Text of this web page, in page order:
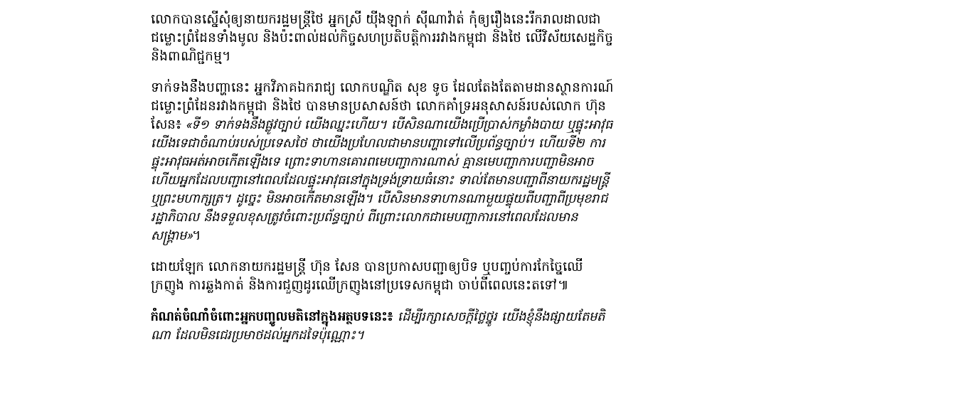
លោក​បាន​ស្នើសុំ​ឲ្យ​នាយក​រដ្ឋមន្ត្រី​ថៃ អ្នកស្រី យ៉ីងឡាក់ ស៊ីណាវ៉ាត់ កុំ​ឲ្យ​រឿង​នេះ​រីក​រាលដាល​ជា​
ជម្លោះ​ព្រំដែន​ទាំង​មូល និង​ប៉ះពាល់​ដល់​កិច្ច​សហប្រតិបត្តិការ​រវាង​កម្ពុជា និង​ថៃ លើ​វិស័យ​សេដ្ឋកិច្ច
និង​ពាណិជ្ជកម្ម។
ទាក់​ទង​នឹង​បញ្ហា​នេះ អ្នក​វិភាគ​ឯករាជ្យ លោក​បណ្ឌិត សុខ ទូច ដែល​តែង​តែ​តាម​ដាន​ស្ថានការណ៍​
ជម្លោះ​ព្រំដែន​រវាង​កម្ពុជា និង​ថៃ បាន​មាន​ប្រសាសន៍​ថា លោក​គាំទ្រ​អនុសាសន៍​របស់​លោក ហ៊ុន
សែន៖ «ទី១ ទាក់​ទង​នឹង​ផ្លូវ​ច្បាប់ យើង​ឈ្នះ​ហើយ។ បើ​សិន​ណា​យើង​ប្រើប្រាស់​កម្លាំង​បាយ ឬ​ផ្ទុះ​អាវុធ
យើង​ទេ​ជា​ចំណាប់​របស់​ប្រទេស​ថៃ ថា​យើង​ប្រហែល​ជា​មាន​បញ្ហា​ទៅ​លើ​ប្រព័ន្ធ​ច្បាប់។ ហើយ​ទី២ ការ​
ផ្ទុះ​អាវុធ​អត់​អាច​កើត​ឡើង​ទេ ព្រោះ​ទាហាន​គោរព​មេ​បញ្ជាការ​ណាស់ គ្មាន​មេ​បញ្ជាការ​បញ្ជា​មិន​អាច
ហើយ​អ្នក​ដែល​បញ្ជា​នៅ​ពេល​ដែល​ផ្ទុះ​អាវុធ​នៅ​ក្នុង​ទ្រង់ទ្រាយ​ធំ​នោះ ទាល់​តែ​មាន​បញ្ជា​ពី​នាយក​រដ្ឋមន្ត្រី
ឬ​ព្រះមហាក្សត្រ។ ដូច្នេះ មិន​អាច​កើត​មាន​ឡើង។ បើ​សិន​មាន​ទាហាន​ណា​មួយ​ផ្ទុយ​ពី​បញ្ជា​ពី​ប្រមុខ​រាជ​
រដ្ឋាភិបាល នឹង​ទទួល​ខុស​ត្រូវ​ចំពោះ​ប្រព័ន្ធ​ច្បាប់ ពីព្រោះ​លោក​ជា​មេ​បញ្ជាការ​នៅ​ពេល​ដែល​មាន​
សង្គ្រាម»។
ដោយ​ឡែក លោក​នាយក​រដ្ឋមន្ត្រី ហ៊ុន សែន បាន​ប្រកាស​បញ្ជា​ឲ្យ​បិទ ឬ​បញ្ចប់​ការ​កែច្នៃ​ឈើ​
ក្រញូង ការ​ឆ្លង​កាត់ និង​ការ​ជួញ​ដូរ​ឈើ​ក្រញូង​នៅ​ប្រទេស​កម្ពុជា ចាប់​ពី​ពេល​នេះ​ត​ទៅ៕
កំណត់ចំណាំចំពោះអ្នកបញ្ចូលមតិនៅក្នុងអត្ថបទនេះ៖ ដើម្បី​រក្សា​សេចក្ដី​ថ្លៃថ្នូរ យើង​ខ្ញុំ​នឹង​ផ្សាយ​តែ​មតិ​
ណា ដែល​មិន​ជេរ​ប្រមាថ​ដល់​អ្នក​ដទៃ​ប៉ុណ្ណោះ។